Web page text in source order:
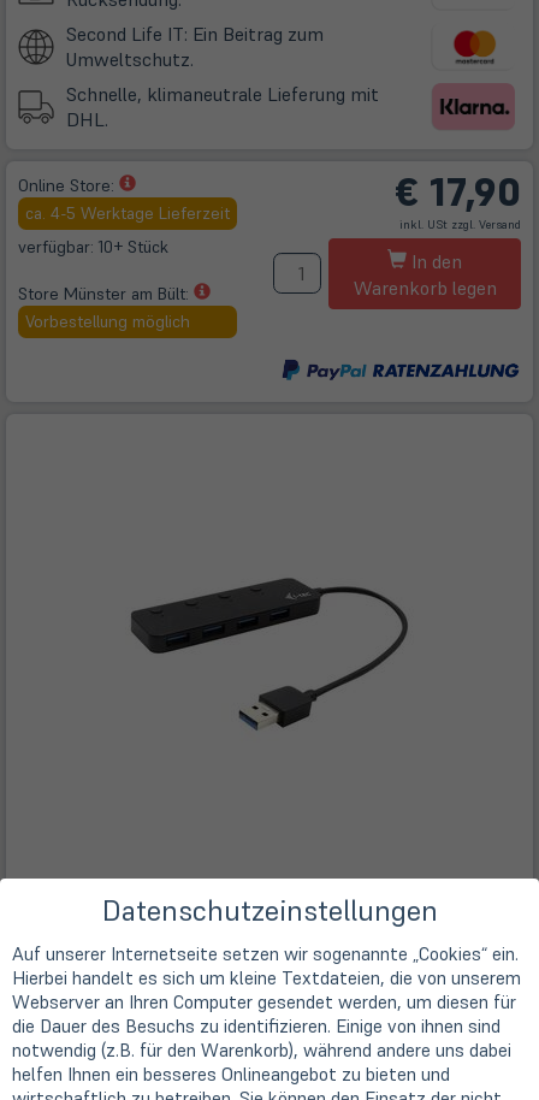
Second Life IT: Ein Beitrag zum
Umweltschutz.
Schnelle, klimaneutrale Lieferung mit
DHL.
Online Store:
(öffnet
in
neuem
Tab)
ca. 4-5 Werktage Lieferzeit
verfügbar: 10+ Stück
Store Münster am Bült:
(öffnet
neuem
Vorbestellung möglich
€ 17,90
inkl. USt zzgl. Versand
In den
Warenkorb legen
Beschreibung
Datenschutzeinstellungen
Auf unserer Internetseite setzen wir sogenannte „Cookies“ ein.
Hierbei handelt es sich um kleine Textdateien, die von unserem
Webserver an Ihren Computer gesendet werden, um diesen für
die Dauer des Besuchs zu identifizieren. Einige von ihnen sind
notwendig (z.B. für den Warenkorb), während andere uns dabei
helfen Ihnen ein besseres Onlineangebot zu bieten und